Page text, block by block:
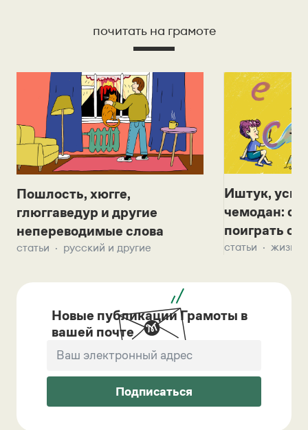
почитать на грамоте
Пошлость, хюгге,
глюггаведур и другие
непереводимые слова
статьи русский и другие
Иштук,
чемодан:
поиграть с
статьи жизнь
Новые публикации Грамоты в
вашей почте
Подписаться